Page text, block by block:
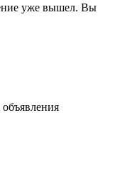
уже вышел. Вы